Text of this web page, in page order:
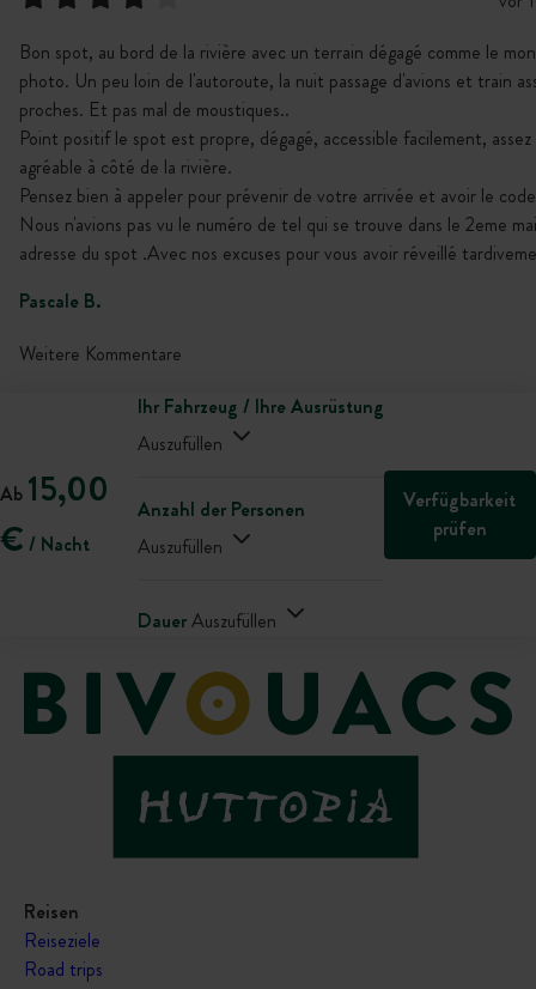
Bon spot, au bord de la rivière avec un terrain dégagé comme le
photo. Un peu loin de l'autoroute, la nuit passage d'avions et train
proches. Et pas mal de moustiques..
Point positif le spot est propre, dégagé, accessible facilement, assez
agréable à côté de la rivière.
Pensez bien à appeler pour prévenir de votre arrivée et avoir le
Nous n'avions pas vu le numéro de tel qui se trouve dans le 2eme
adresse du spot .Avec nos excuses pour vous avoir réveillé
Pascale B.
Weitere Kommentare
Ab 15,00
€ / Nacht
Ihr Fahrzeug / Ihre Ausrüstung
Auszufüllen
Anzahl der Personen
Auszufüllen
DauerAuszufüllen
Verfügbarkeit
prüfen
Reisen
Reiseziele
Road trips